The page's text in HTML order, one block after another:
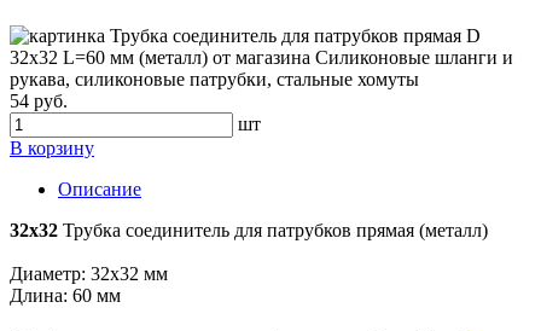
54 руб.
шт
В корзину
Описание
32х32 Трубка соединитель для патрубков прямая (металл)
Диаметр: 32х32 мм
Длина: 60 мм